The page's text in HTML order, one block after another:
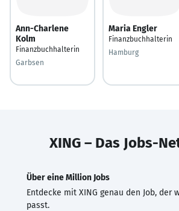
Ann-Charlene
Kolm
Finanzbuchhalterin
Garbsen
Maria Engler
Finanzbuchhalterin
Hamburg
XING – Das Jobs-
Über eine Million Jobs
Entdecke mit XING genau den Job, der
passt.